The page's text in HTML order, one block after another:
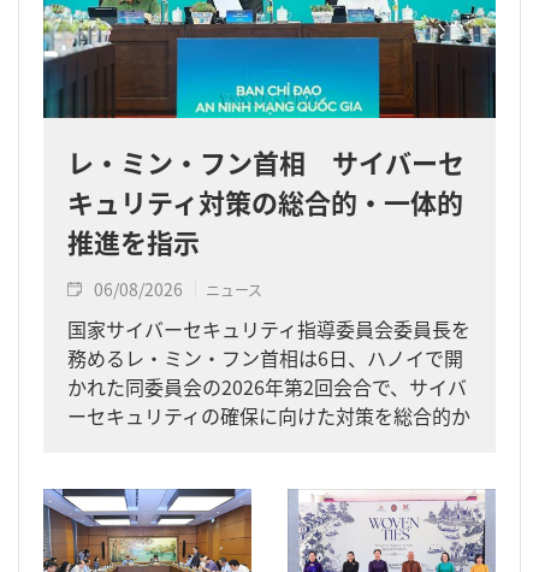
レ・ミン・フン首相 サイバーセ
キュリティ対策の総合的・一体的
推進を指示
06/08/2026 ニュース
国家サイバーセキュリティ指導委員会委員長を
務めるレ・ミン・フン首相は6日、ハノイで開
かれた同委員会の2026年第2回会合で、サイバ
ーセキュリティの確保に向けた対策を総合的か